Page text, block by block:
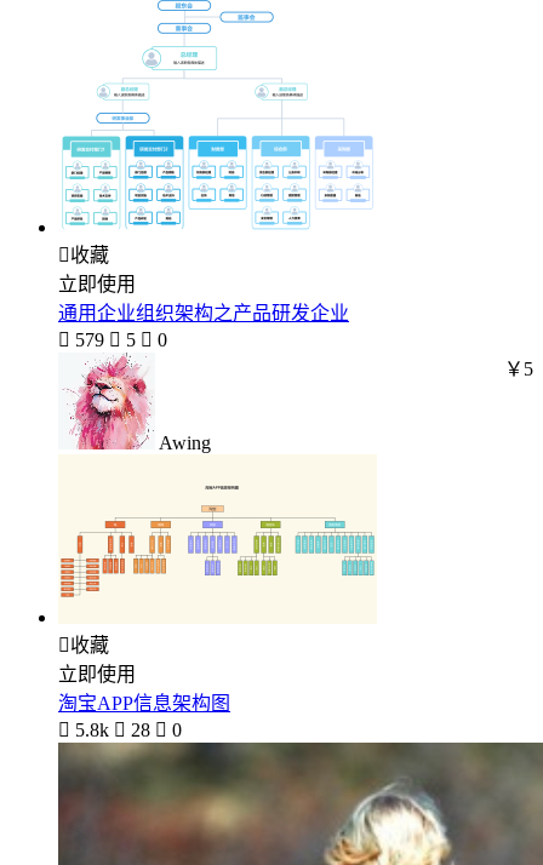
收藏
立即使用
通用企业组织架构之产品研发企业
 579  5  0
Awing
￥5
收藏
立即使用
淘宝APP信息架构图
 5.8k  28  0